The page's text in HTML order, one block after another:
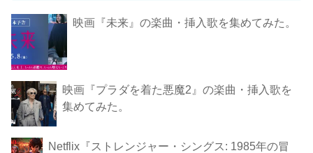
映画『未来』の楽曲・挿入歌を集めてみた。
映画『プラダを着た悪魔2』の楽曲・挿入歌を
集めてみた。
Netflix『ストレンジャー・シングス: 1985年の冒